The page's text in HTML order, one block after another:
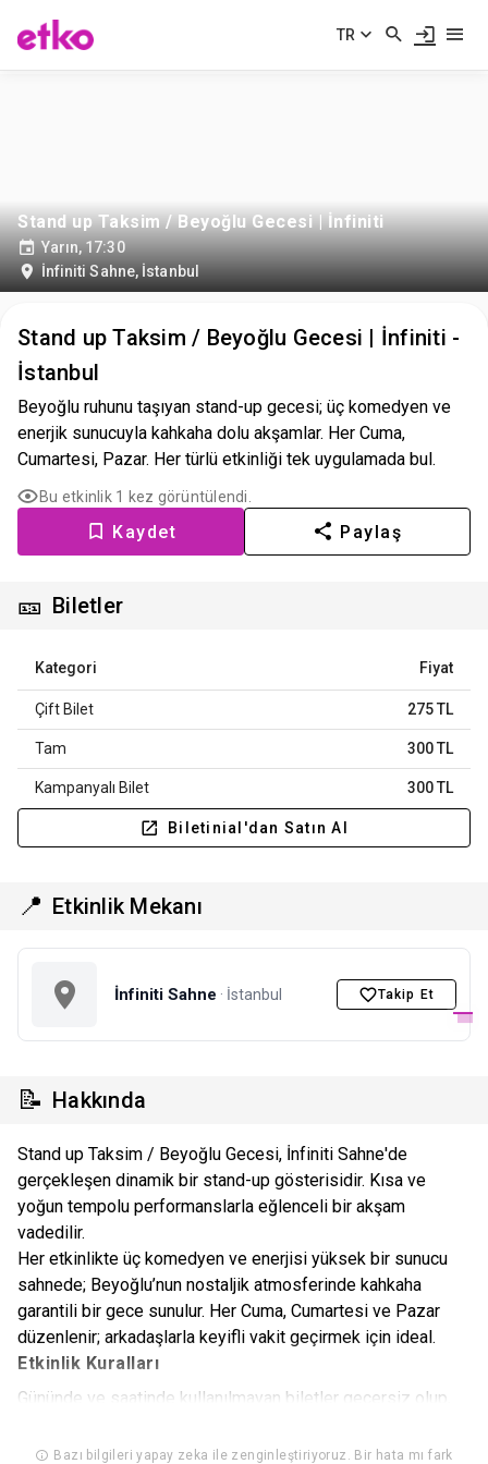
TR
Stand up Taksim / Beyoğlu Gecesi | İnfiniti
Yarın, 17:30
İnfiniti Sahne, İstanbul
Stand up Taksim / Beyoğlu Gecesi | İnfiniti -
İstanbul
Beyoğlu ruhunu taşıyan stand-up gecesi; üç komedyen ve
enerjik sunucuyla kahkaha dolu akşamlar. Her Cuma,
Cumartesi, Pazar. Her türlü etkinliği tek uygulamada bul.
Bu etkinlik 1 kez görüntülendi.
Kaydet Paylaş
🎫 Biletler
Kategori Fiyat
Çift Bilet 275 TL
Tam 300 TL
Kampanyalı Bilet 300 TL
Biletinial'dan Satın Al
📍 Etkinlik Mekanı
İnfiniti Sahne · İstanbul Takip Et
📝 Hakkında
Stand up Taksim / Beyoğlu Gecesi, İnfiniti Sahne'de
gerçekleşen dinamik bir stand-up gösterisidir. Kısa ve
yoğun tempolu performanslarla eğlenceli bir akşam
vadedilir.
Her etkinlikte üç komedyen ve enerjisi yüksek bir sunucu
sahnede; Beyoğlu’nun nostaljik atmosferinde kahkaha
garantili bir gece sunulur. Her Cuma, Cumartesi ve Pazar
düzenlenir; arkadaşlarla keyifli vakit geçirmek için ideal.
Etkinlik Kuralları
Gününde ve saatinde kullanılmayan biletler geçersiz olup,
yapılması mümkün değildir. Gün ve saatinde kullanılmayan
Bazı bilgileri yapay zeka ile zenginleştiriyoruz. Bir hata mı fark